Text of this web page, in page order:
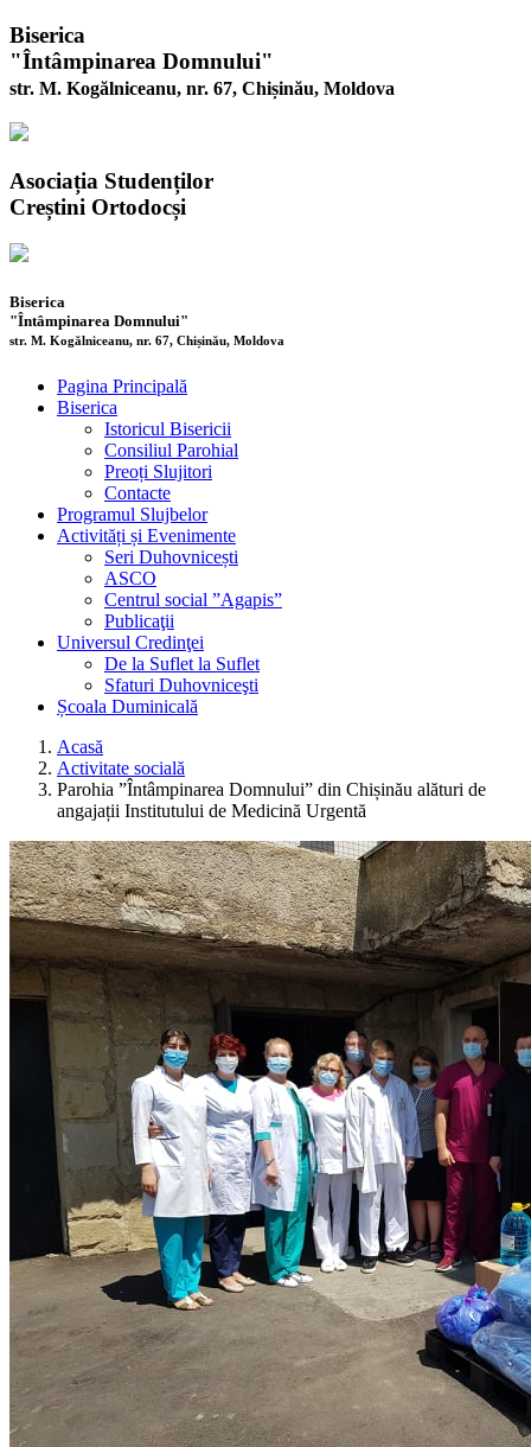
Biserica
"Întâmpinarea Domnului"
str. M. Kogălniceanu, nr. 67, Chișinău, Moldova
Asociația Studenților
Creștini Ortodocși
Biserica
"Întâmpinarea Domnului"
str. M. Kogălniceanu, nr. 67, Chișinău, Moldova
Pagina Principală
Biserica
Istoricul Bisericii
Consiliul Parohial
Preoți Slujitori
Contacte
Programul Slujbelor
Activități și Evenimente
Seri Duhovnicești
ASCO
Centrul social ”Agapis”
Publicaţii
Universul Credinţei
De la Suflet la Suflet
Sfaturi Duhovniceşti
Școala Duminicală
Acasă
Activitate socială
Parohia ”Întâmpinarea Domnului” din Chișinău alături de
angajații Institutului de Medicină Urgentă